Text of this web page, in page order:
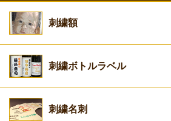
刺繍額
刺繍ボトルラベル
刺繍名刺